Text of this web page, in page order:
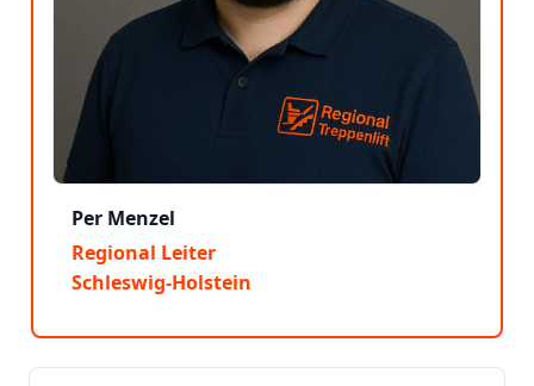
Per Menzel
Regional Leiter
Schleswig-Holstein